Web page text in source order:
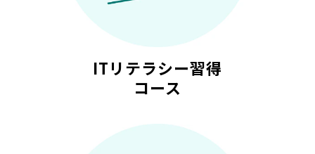
ITリテラシー習得
コース